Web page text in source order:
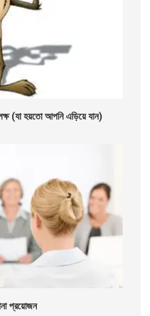
(যা হয়তো আপনি এড়িয়ে যান)
প্রয়োজন